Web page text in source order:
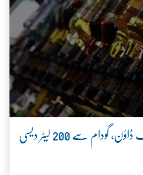
منشیات فروشوں کیخلاف کریک ڈاؤن، گودام سے 200 لیٹر دیسی